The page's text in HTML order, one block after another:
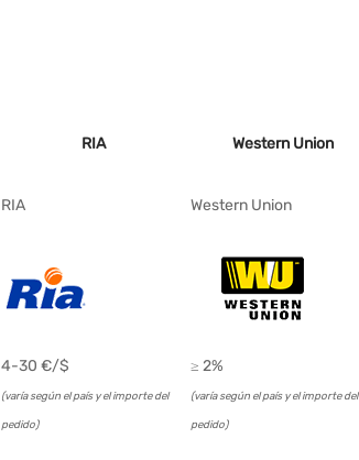
RIA Western Union
RIA Western Union
4-30 €/$
(varía según el país y el importe del
pedido)
≥ 2%
(varía según el país y el importe del
pedido)